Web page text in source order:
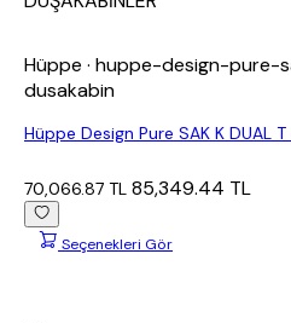
Hüppe · huppe-design-pure-
dusakabin
Hüppe Design Pure SAK K DUAL
70,066.87 TL 85,349.44 TL
Seçenekleri Gör